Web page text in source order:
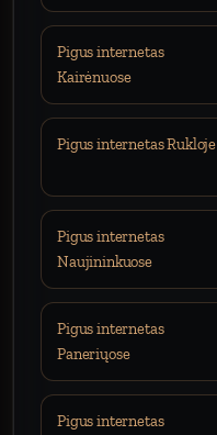
Pigus internetas
Kairėnuose
Pigus internetas Rukloje
Pigus internetas
Naujininkuose
Pigus internetas
Paneriųose
Pigus internetas